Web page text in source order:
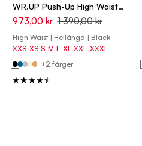
WR.UP Push-Up High Waist
Skinny Pants - Black
973,00 kr 1 390,00 kr
High Waist | Hellängd | Black
XXS XS S M L XL XXL XXXL
+2 färger